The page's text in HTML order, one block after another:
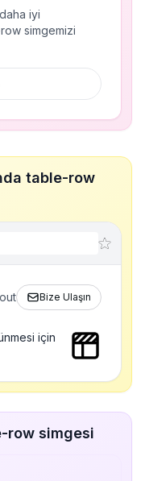
iyi
simgemizi
table-row
Bize Ulaşın
için
row simgesi